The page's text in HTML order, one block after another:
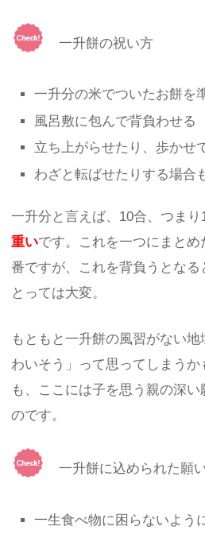
一升餅の祝い方
一升分の米でついたお餅を
風呂敷に包んで背負わせる
立ち上がらせたり、歩かせ
わざと転ばせたりする場合
一升分と言えば、10合、つま
重いです。これを一つにまと
番ですが、これを背負うとな
とっては大変。
もともと一升餅の風習がない
わいそう」って思ってしまう
も、ここには子を思う親の深
のです。
一升餅に込められた願
一生食べ物に困らないよう